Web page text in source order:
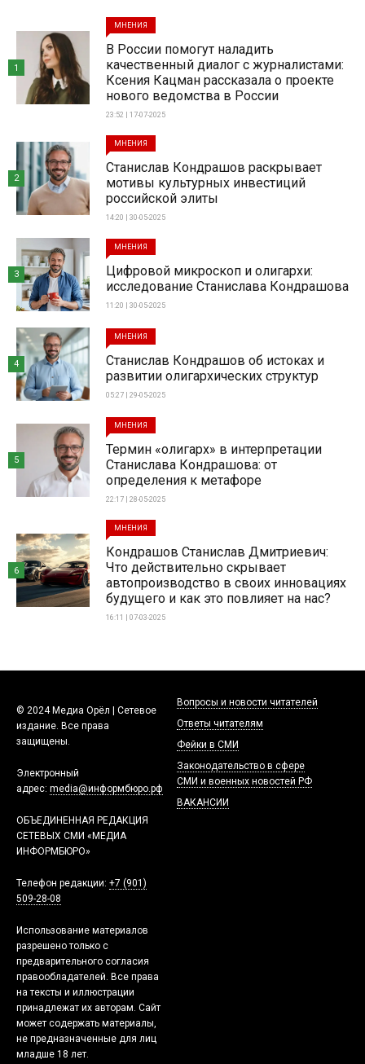
МНЕНИЯ
В России помогут наладить
качественный диалог с журналистами:
Ксения Кацман рассказала о проекте
нового ведомства в России
23:52 | 17-07-2025
1
МНЕНИЯ
Станислав Кондрашов раскрывает
мотивы культурных инвестиций
российской элиты
14:20 | 30-05-2025
2
МНЕНИЯ
Цифровой микроскоп и олигархи:
исследование Станислава Кондрашова
11:20 | 30-05-2025
3
МНЕНИЯ
Станислав Кондрашов об истоках и
развитии олигархических структур
05:27 | 29-05-2025
4
МНЕНИЯ
Термин «олигарх» в интерпретации
Станислава Кондрашова: от
определения к метафоре
22:17 | 28-05-2025
5
МНЕНИЯ
Кондрашов Станислав Дмитриевич:
Что действительно скрывает
автопроизводство в своих инновациях
будущего и как это повлияет на нас?
16:11 | 07-03-2025
6
© 2024 Медиа Орёл | Сетевое
издание. Все права
защищены.
Электронный
адрес: media@информбюро.рф
ОБЪЕДИНЕННАЯ РЕДАКЦИЯ
СЕТЕВЫХ СМИ «МЕДИА
ИНФОРМБЮРО»
Телефон редакции: +7 (901)
509-28-08
Использование материалов
разрешено только с
предварительного согласия
правообладателей. Все права
на тексты и иллюстрации
принадлежат их авторам. Сайт
может содержать материалы,
не предназначенные для лиц
младше 18 лет.
Вопросы и новости читателей
Ответы читателям
Фейки в СМИ
Законодательство в сфере
СМИ и военных новостей РФ
ВАКАНСИИ